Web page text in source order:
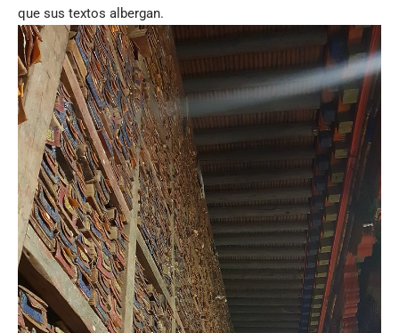
que sus textos albergan.